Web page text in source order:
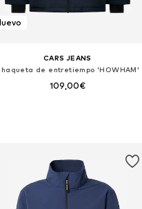
CARS JEANS
de entretiempo 'HOWHAM'
109,00€